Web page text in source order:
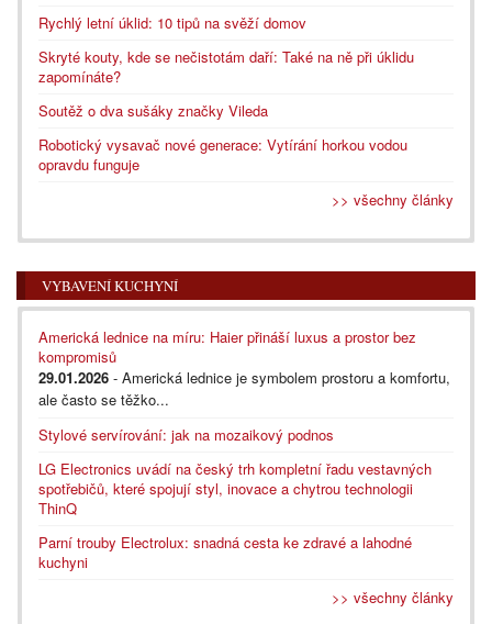
Rychlý letní úklid: 10 tipů na svěží domov
Skryté kouty, kde se nečistotám daří: Také na ně při úklidu
zapomínáte?
Soutěž o dva sušáky značky Vileda
Robotický vysavač nové generace: Vytírání horkou vodou
opravdu funguje
>> všechny články
VYBAVENÍ KUCHYNÍ
Americká lednice na míru: Haier přináší luxus a prostor bez
kompromisů
29.01.2026 - Americká lednice je symbolem prostoru a komfortu,
ale často se těžko...
Stylové servírování: jak na mozaikový podnos
LG Electronics uvádí na český trh kompletní řadu vestavných
spotřebičů, které spojují styl, inovace a chytrou technologii
ThinQ
Parní trouby Electrolux: snadná cesta ke zdravé a lahodné
kuchyni
>> všechny články